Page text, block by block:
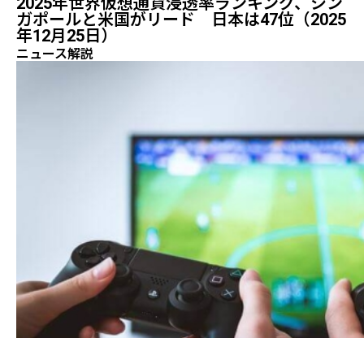
ガポールと米国がリード 日本は47位（2025
年12月25日）
ニュース解説